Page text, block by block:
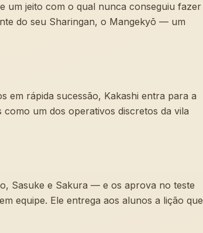
um jeito com o qual nunca conseguiu fazer
do seu Sharingan, o Mangekyō — um
em rápida sucessão, Kakashi entra para a
um dos operativos discretos da vila
Sasuke e Sakura — e os aprova no teste
equipe. Ele entrega aos alunos a lição que